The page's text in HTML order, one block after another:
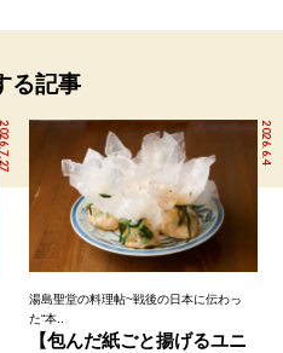
る記事
2026.7.27 2026.6.4
湯島聖堂の料理帖~戦後の日本に伝わっ
た“本..
【包んだ紙ごと揚げるユニ